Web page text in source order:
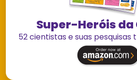
Super-Heróis da
52 cientistas e suas